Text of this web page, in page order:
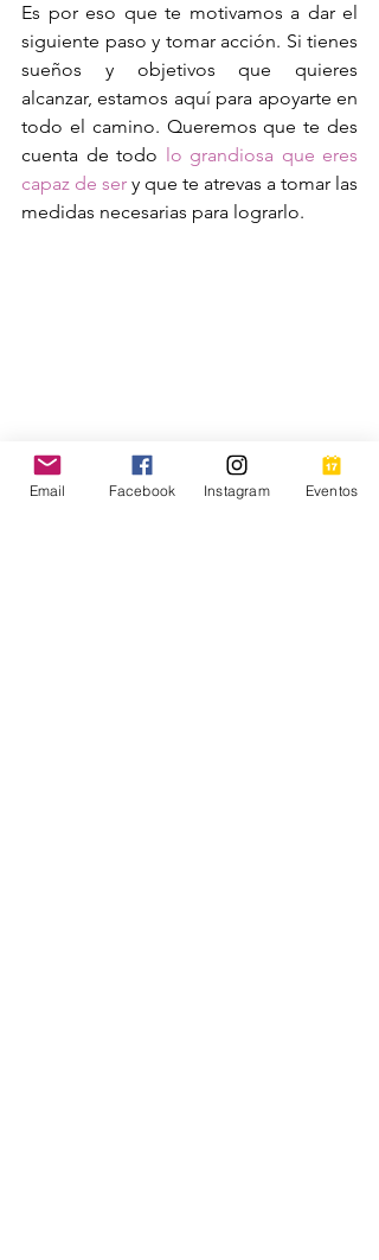
Es por eso que te motivamos a dar el
siguiente paso y tomar acción. Si tienes
sueños y objetivos que quieres
alcanzar, estamos aquí para apoyarte en
todo el camino. Queremos que te des
cuenta de todo
lo grandiosa que eres
capaz de ser y que te atrevas a tomar las
medidas necesarias para lograrlo.
Así que si estás buscando inspiración,
Email Facebook Instagram Eventos